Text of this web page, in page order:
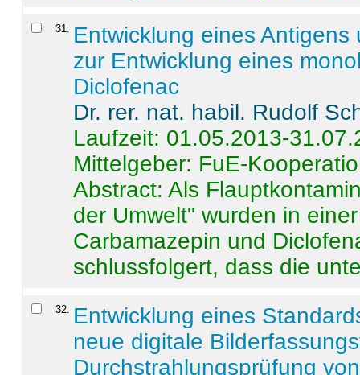
31. Entwicklung eines
zur Entwicklung eines
Diclofenac
Dr. rer. nat. habil. Rudolf
Laufzeit: 01.05.2013-
Mittelgeber: FuE-
Abstract:Als
der Umwelt" wurden in
Carbamazepin und
schlussfolgert, dass die
32. Entwicklung eines
neue digitale
Durchstrahlungsprüfung